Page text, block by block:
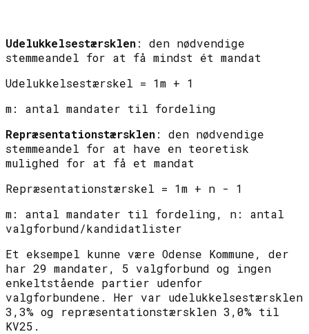
Udelukkelsestærsklen: den nødvendige
stemmeandel for at få mindst ét mandat
Udelukkelsestærskel = 1m + 1
m: antal mandater til fordeling
Repræsentationstærsklen: den nødvendige
stemmeandel for at have en teoretisk
mulighed for at få et mandat
Repræsentationstærskel = 1m + n - 1
m: antal mandater til fordeling, n: antal
valgforbund/kandidatlister
Et eksempel kunne være Odense Kommune, der
har 29 mandater, 5 valgforbund og ingen
enkeltstående partier udenfor
valgforbundene. Her var udelukkelsestærsklen
3,3% og repræsentationstærsklen 3,0% til
KV25.